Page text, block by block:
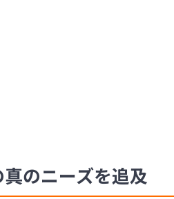
のニーズを追及